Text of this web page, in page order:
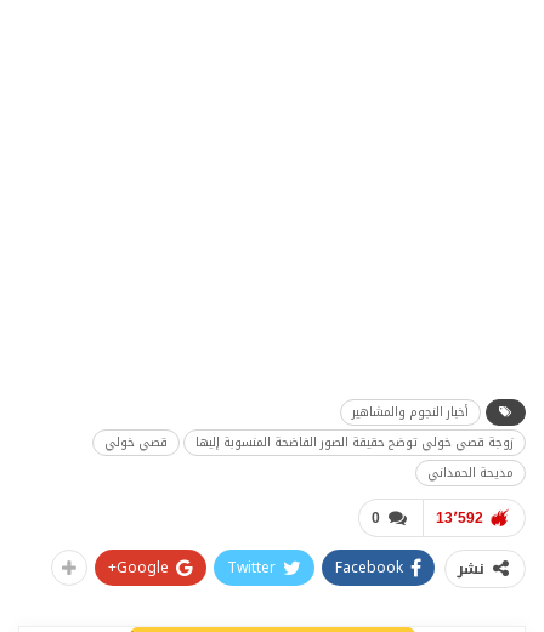
أخبار النجوم والمشاهير
زوجة قصي خولي توضح حقيقة الصور الفاضحة المنسوبة إليها
قصي خولي
مديحة الحمداني
0 13٬592
نشر Facebook
Twitter
Google+